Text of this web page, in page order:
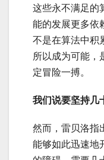
这些永不满足的
能的发展更多依
不是在算法中积
所以成为可能，
定冒险一搏。
我们说要坚持几
然而，雷贝洛指
能够如此迅速地